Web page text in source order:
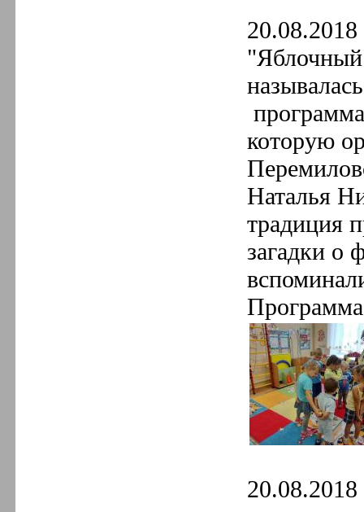
20.08.2018
которую
Наталья
традиция
загадки о
20.08.2018